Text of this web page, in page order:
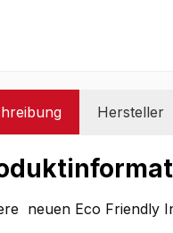
Hersteller
neuen Eco Friendly